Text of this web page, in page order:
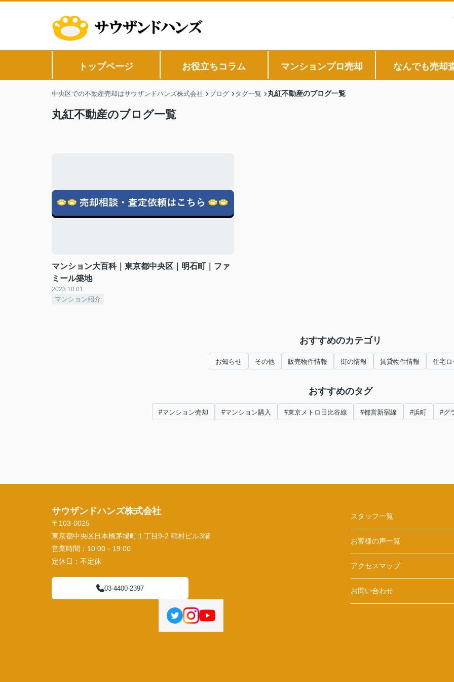
トップページ お役立ちコラム マンションプロ売却 なんでも売却
中央区での不動産売却はサウザンドハンズ株式会社 ブログ タグ一覧 丸紅不動産のブログ一覧
丸紅不動産のブログ一覧
マンション大百科｜東京都中央区｜明石町｜ファ
ミール築地
2023.10.01
マンション紹介
おすすめのカテゴリ
お知らせ その他 販売物件情報 街の情報 賃貸物件情報 住宅ロ
おすすめのタグ
#マンション売却 #マンション購入 #東京メトロ日比谷線 #都営新宿線 #浜町 #グ
サウザンドハンズ株式会社
〒103-0025
東京都中央区日本橋茅場町１丁目9-2 稲村ビル3階
営業時間： 10:00－19:00
定休日： 不定休
03-4400-2397
スタッフ一覧
お客様の声一覧
アクセスマップ
お問い合わせ